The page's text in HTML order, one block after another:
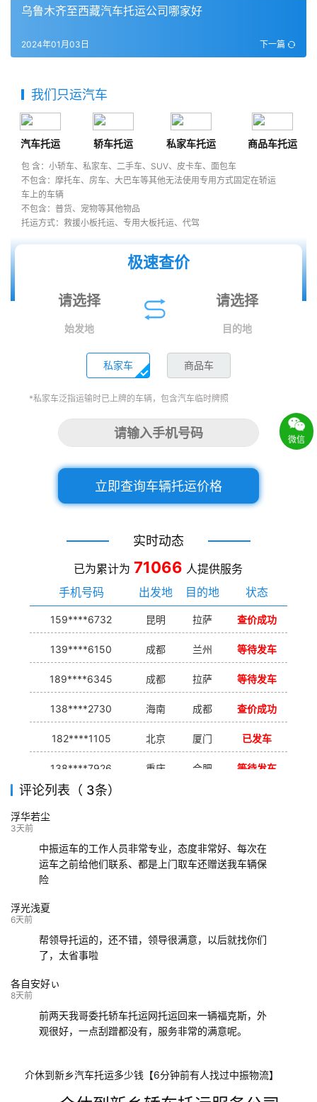
乌鲁木齐至西藏汽车托运公司哪家好
下一篇
2024年01月03日
我们只运汽车
汽车托运 轿车托运 私家车托运 商品车托运
包 含：小轿车、私家车、二手车、SUV、皮卡车、面包车
不包含：摩托车、房车、大巴车等其他无法使用专用方式固定在轿运
车上的车辆
不包含：普货、宠物等其他物品
托运方式：救援小板托运、专用大板托运、代驾
极速查价
始发地 目的地
私家车 商品车
*私家车泛指运输时已上牌的车辆，包含汽车临时牌照
立即查询车辆托运价格
实时动态
已为累计为 71066 人提供服务
手机号码
出发地 目的地 状态
159****6732 昆明 拉萨 查价成功
139****6150 成都 兰州 等待发车
189****6345 成都 拉萨 等待发车
138****2730 海南 成都 查价成功
182****1105 北京 厦门 已发车
138****7926 重庆 合肥 等待发车
139****9233
评论列表（ 3条）
浮华若尘
3天前
中振运车的工作人员非常专业，态度非常好、每次在
运车之前给他们联系、都是上门取车还赠送我车辆保
险
浮光浅夏
6天前
帮领导托运的，还不错，领导很满意，以后就找你们
了，太省事啦
各自安好ぃ
8天前
前两天我哥委托轿车托运网托运回来一辆福克斯，外
观很好，一点刮蹭都没有，服务非常的满意呢。
介休到新乡汽车托运多少钱【6分钟前有人找过中振物流】
微信